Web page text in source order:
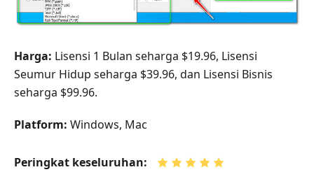
Harga: Lisensi 1 Bulan seharga $19.96, Lisensi
Seumur Hidup seharga $39.96, dan Lisensi Bisnis
seharga $99.96.
Platform: Windows, Mac
Peringkat keseluruhan: